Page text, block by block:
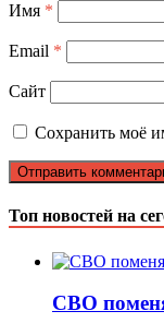
Имя *
Email *
Сайт
Сохранить моё
Топ новостей на
СВО